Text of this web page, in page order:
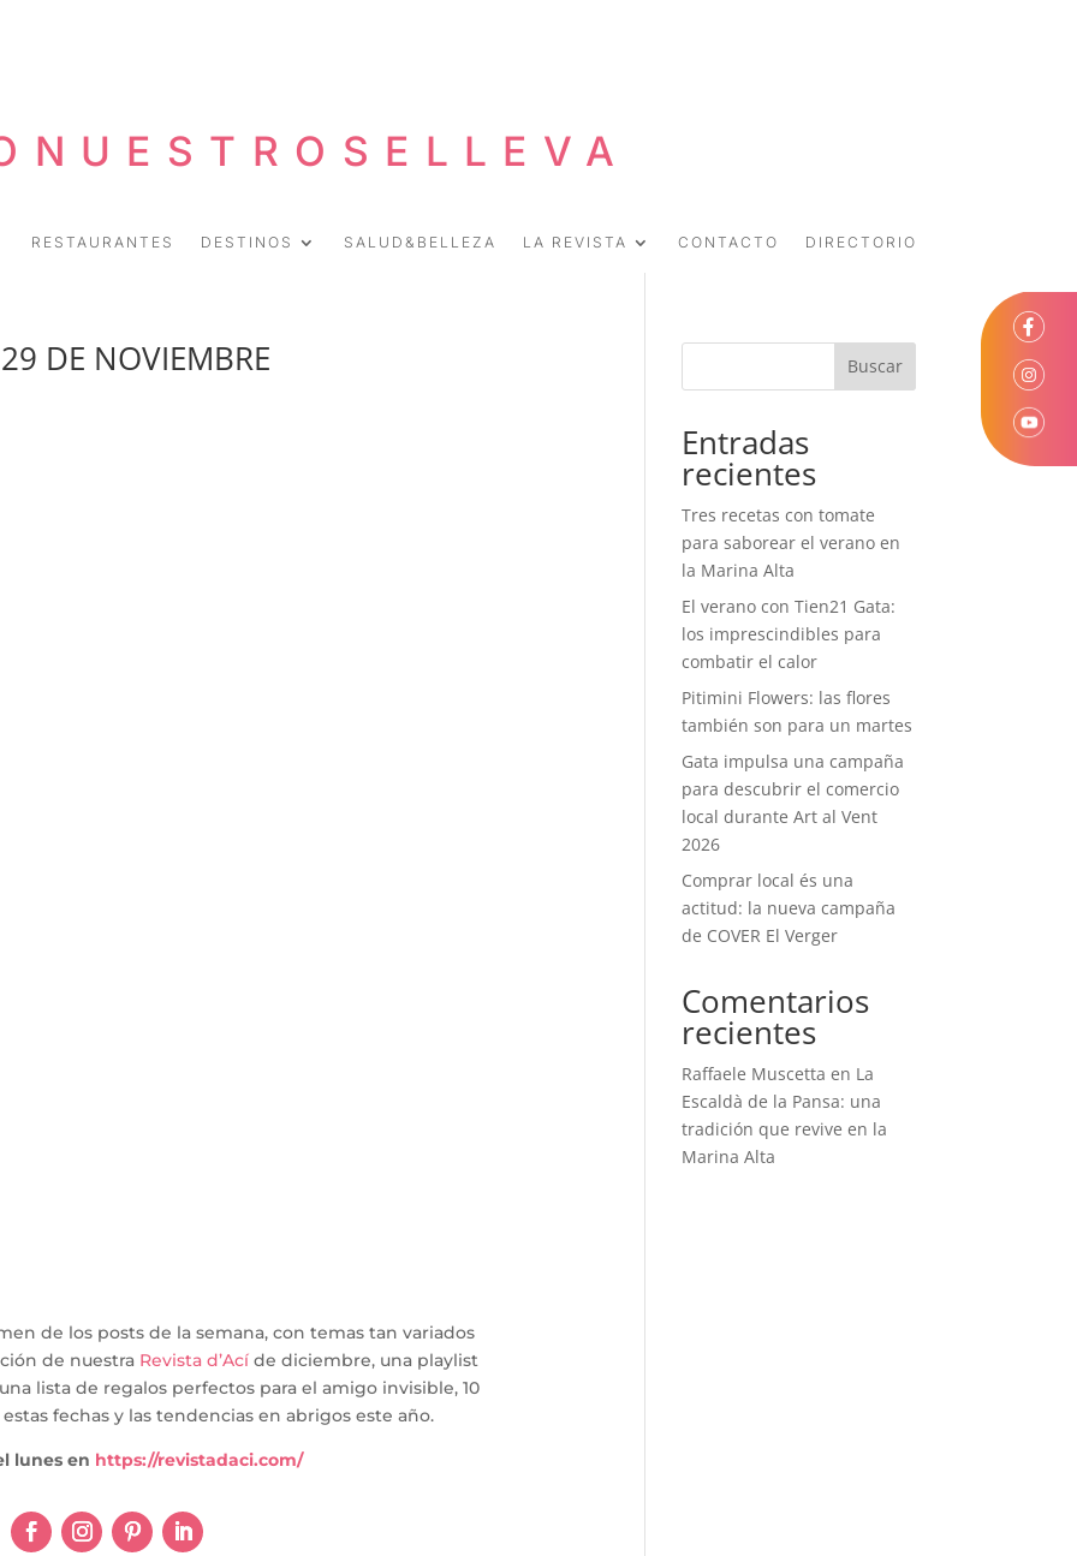
RESTAURANTES DESTINOS SALUD&BELLEZA LA REVISTA CONTACTO DIRECTORIO
DE NOVIEMBRE
de los posts de la semana, con temas tan variados
de nuestra Revista d’Ací de diciembre, una playlist
lista de regalos perfectos para el amigo invisible, 10
fechas y las tendencias en abrigos este año.
lunes en https://revistadaci.com/
Buscar
Entradas
recientes
Tres recetas con tomate
para saborear el verano en
la Marina Alta
El verano con Tien21 Gata:
los imprescindibles para
combatir el calor
Pitimini Flowers: las flores
también son para un martes
Gata impulsa una campaña
para descubrir el comercio
local durante Art al Vent
2026
Comprar local és una
actitud: la nueva campaña
de COVER El Verger
Comentarios
recientes
Raffaele Muscetta en La
Escaldà de la Pansa: una
tradición que revive en la
Marina Alta